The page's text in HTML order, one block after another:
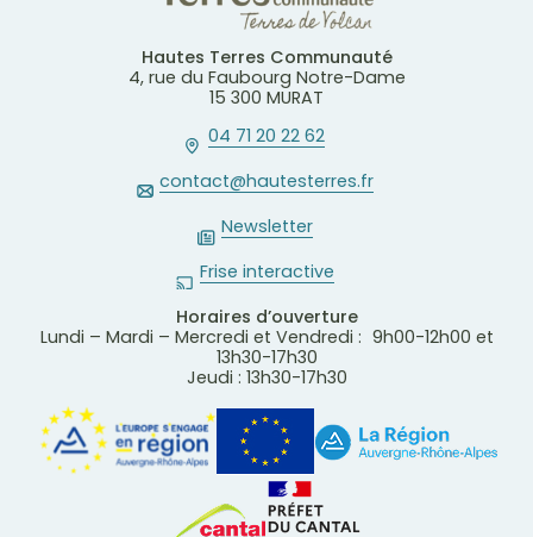
Hautes Terres Communauté
4, rue du Faubourg Notre-Dame
15 300 MURAT
04 71 20 22 62
contact@hautesterres.fr
Newsletter
Frise interactive
Horaires d’ouverture
Lundi – Mardi – Mercredi et Vendredi : 9h00-12h00 et
13h30-17h30
Jeudi : 13h30-17h30